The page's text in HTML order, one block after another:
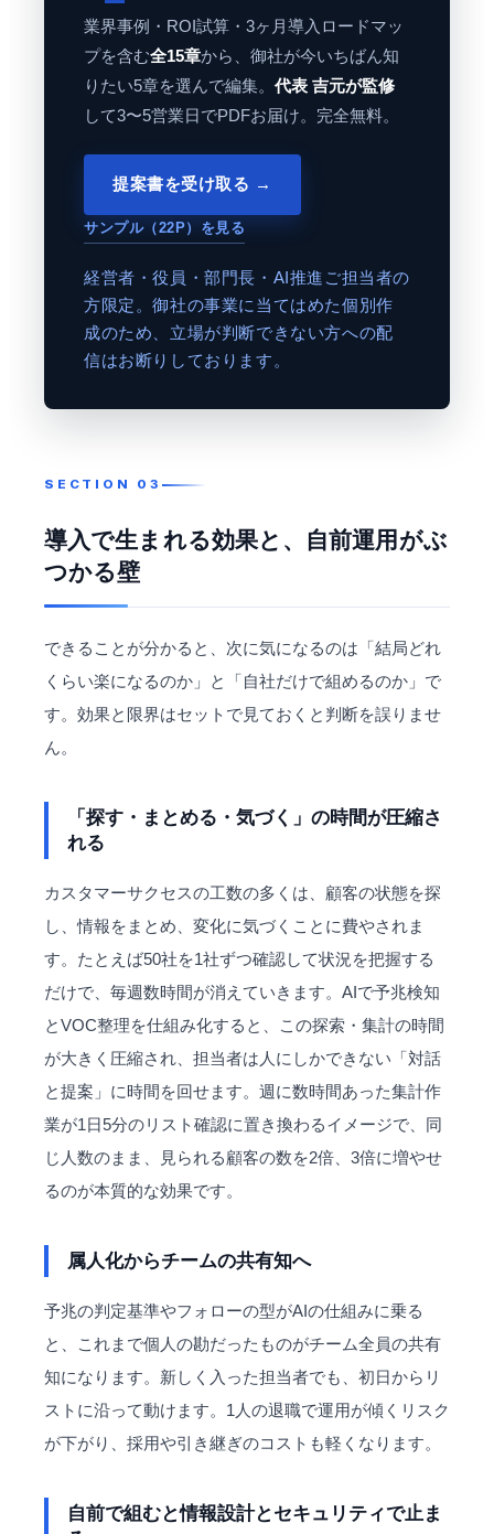
業界事例・ROI試算・3ヶ月導入ロードマッ
プを含む全15章から、御社が今いちばん知
りたい5章を選んで編集。 代表 吉元が監修
して3〜5営業日でPDFお届け。完全無料。
提案書を受け取る →
サンプル（22P）を見る
経営者・役員・部門長・AI推進ご担当者の
方限定。御社の事業に当てはめた個別作
成のため、立場が判断できない方への配
信はお断りしております。
導入で生まれる効果と、自前運用がぶ
つかる壁
できることが分かると、次に気になるのは「結局どれ
くらい楽になるのか」と「自社だけで組めるのか」で
す。効果と限界はセットで見ておくと判断を誤りませ
ん。
「探す・まとめる・気づく」の時間が圧縮さ
れる
カスタマーサクセスの工数の多くは、顧客の状態を探
し、情報をまとめ、変化に気づくことに費やされま
す。たとえば50社を1社ずつ確認して状況を把握する
だけで、毎週数時間が消えていきます。AIで予兆検知
とVOC整理を仕組み化すると、この探索・集計の時間
が大きく圧縮され、担当者は人にしかできない「対話
と提案」に時間を回せます。週に数時間あった集計作
業が1日5分のリスト確認に置き換わるイメージで、同
じ人数のまま、見られる顧客の数を2倍、3倍に増やせ
るのが本質的な効果です。
属人化からチームの共有知へ
予兆の判定基準やフォローの型がAIの仕組みに乗る
と、これまで個人の勘だったものがチーム全員の共有
知になります。新しく入った担当者でも、初日からリ
ストに沿って動けます。1人の退職で運用が傾くリスク
が下がり、採用や引き継ぎのコストも軽くなります。
自前で組むと情報設計とセキュリティで止ま